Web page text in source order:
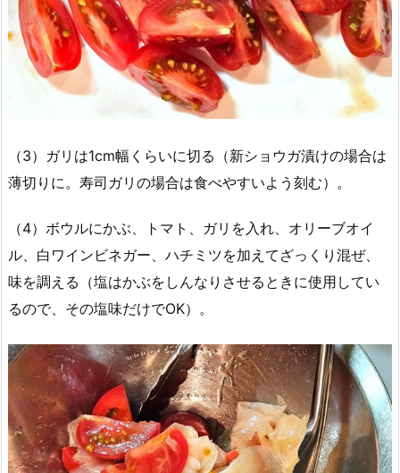
（3）ガリは1cm幅くらいに切る（新ショウガ漬けの場合は
薄切りに。寿司ガリの場合は食べやすいよう刻む）。
（4）ボウルにかぶ、トマト、ガリを入れ、オリーブオイ
ル、白ワインビネガー、ハチミツを加えてざっくり混ぜ、
味を調える（塩はかぶをしんなりさせるときに使用してい
るので、その塩味だけでOK）。